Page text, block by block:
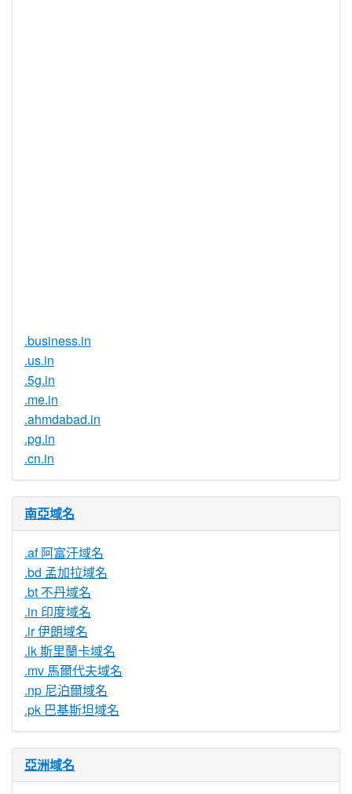
.business.in
.us.in
.5g.in
.me.in
.ahmdabad.in
.pg.in
.cn.in
南亞域名
.af 阿富汗域名
.bd 孟加拉域名
.bt 不丹域名
.in 印度域名
.ir 伊朗域名
.lk 斯里蘭卡域名
.mv 馬爾代夫域名
.np 尼泊爾域名
.pk 巴基斯坦域名
亞洲域名